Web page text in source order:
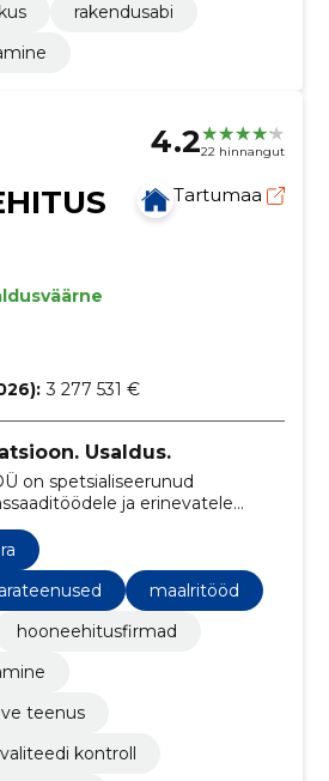
rakendusabi
4.222 hinnangut
Tartumaa
3 277 531 €
Usaldus.
on spetsialiseerunud
ja erinevatele
pakkudes mitmekülgseid
kuni viimistluseni.
maalritööd
hooneehitusfirmad
teenus
kontroll